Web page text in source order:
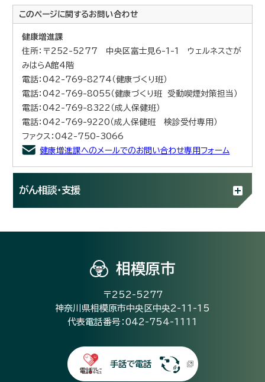
このページに関するお問い合わせ
健康増進課
住所：〒252-5277 中央区富士見6-1-1 ウェルネスさが
みはらA館4階
電話：042-769-8274（健康づくり班）
電話：042-769-8055（健康づくり班 受動喫煙対策担当）
電話：042-769-8322（成人保健班）
電話：042-769-9220（成人保健班 検診受付専用）
ファクス：042-750-3066
健康増進課へのメールでのお問い合わせ専用フォーム
がん相談・支援
相模原市
〒252-5277
神奈川県相模原市中央区中央2-11-15
代表電話番号：042-754-1111
手話で電話